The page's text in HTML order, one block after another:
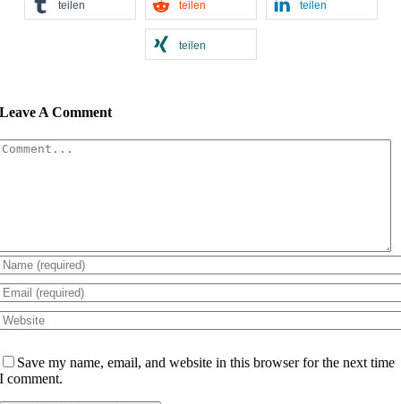
teilen teilen teilen
teilen
Leave A Comment
Save my name, email, and website in this browser for the next time
I comment.